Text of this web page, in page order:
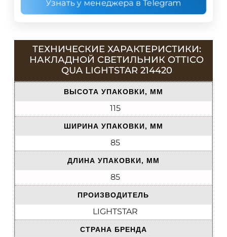
Узнать у менеджера в Telegram
ТЕХНИЧЕСКИЕ ХАРАКТЕРИСТИКИ:
НАКЛАДНОЙ СВЕТИЛЬНИК OTTICO
QUA LIGHTSTAR 214420
ВЫСОТА УПАКОВКИ, ММ
115
ШИРИНА УПАКОВКИ, ММ
85
ДЛИНА УПАКОВКИ, ММ
85
ПРОИЗВОДИТЕЛЬ
LIGHTSTAR
СТРАНА БРЕНДА